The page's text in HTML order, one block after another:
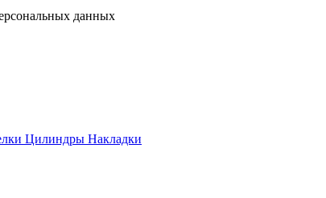
данных
Цилиндры Накладки